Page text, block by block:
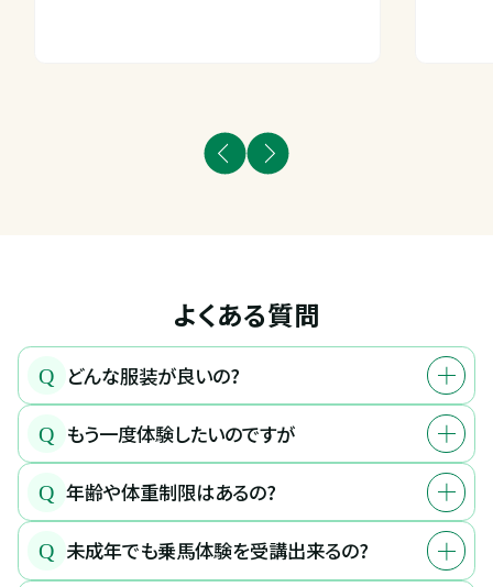
よくある質問
Q どんな服装が良いの?
Q もう一度体験したいのですが
Q 年齢や体重制限はあるの?
Q 未成年でも乗馬体験を受講出来るの?